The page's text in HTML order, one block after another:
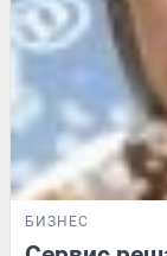
БИЗНЕС